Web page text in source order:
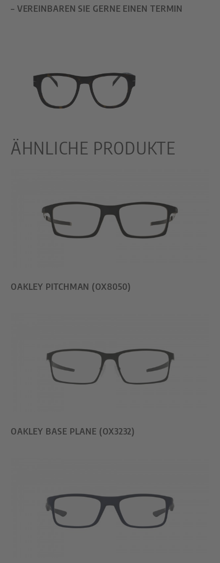
– VEREINBAREN SIE GERNE EINEN TERMIN
ÄHNLICHE PRODUKTE
OAKLEY PITCHMAN (OX8050)
OAKLEY BASE PLANE (OX3232)